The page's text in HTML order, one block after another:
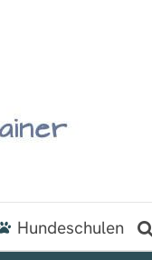
Hundeschulen